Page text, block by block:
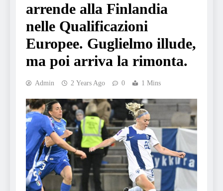
arrende alla Finlandia
nelle Qualificazioni
Europee. Guglielmo illude,
ma poi arriva la rimonta.
Admin 2 Years Ago 0 1 Mins